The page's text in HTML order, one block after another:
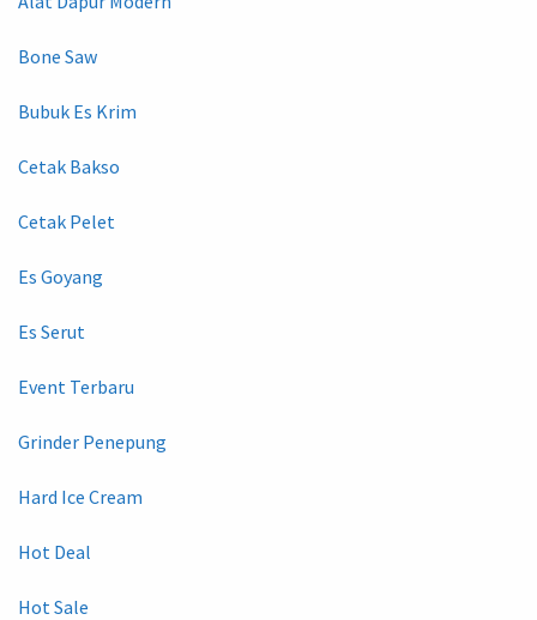
Bone Saw
Bubuk Es Krim
Cetak Bakso
Cetak Pelet
Es Goyang
Es Serut
Event Terbaru
Grinder Penepung
Hard Ice Cream
Hot Deal
Hot Sale